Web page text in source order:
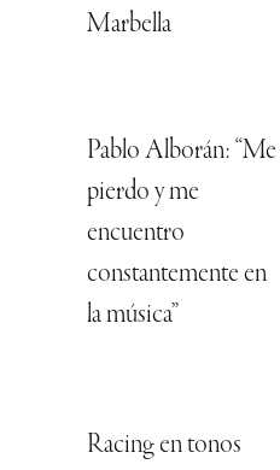
Marbella
Pablo Alborán: “Me
pierdo y me
encuentro
constantemente en
la música”
Racing en tonos